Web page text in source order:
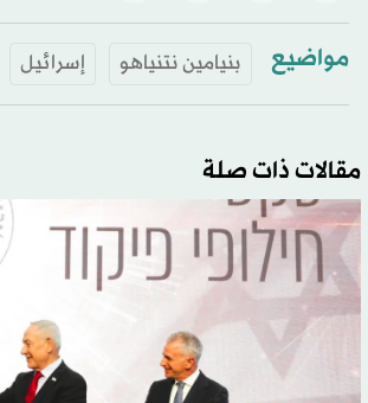
مواضيع بنيامين نتنياهو إسرائيل
مقالات ذات صلة